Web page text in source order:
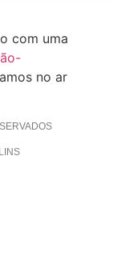
com uma
no ar